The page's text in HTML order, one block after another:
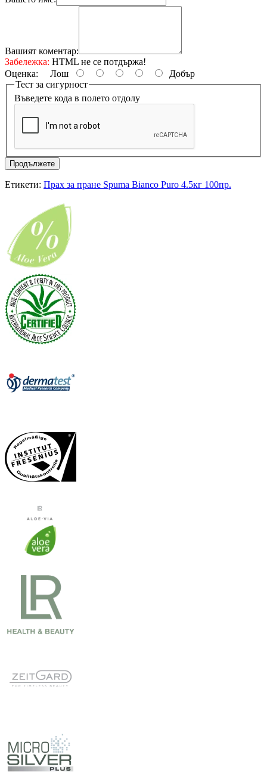
Вашият коментар:
Забележка: HTML не се потдържа!
Оценка: Лош
Добър
Тест за сигурност
Въведете кода в полето отдолу
Продължете
Етикети: Прах за пране Spuma Bianco Puro 4.5кг 100пр.